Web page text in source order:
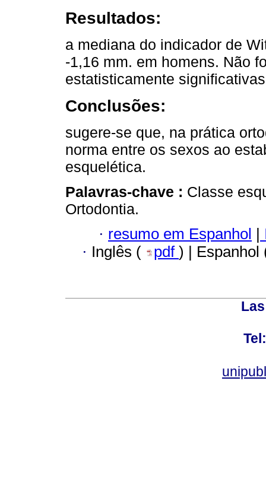
Resultados:
a mediana do indicador de
-1,16 mm. em homens. Não
estatisticamente
Conclusões:
sugere-se que, na prática
norma entre os sexos ao
esquelética.
Palavras-chave : Classe
Ortodontia.
· resumo em Espanhol
· Inglês ( pdf ) |